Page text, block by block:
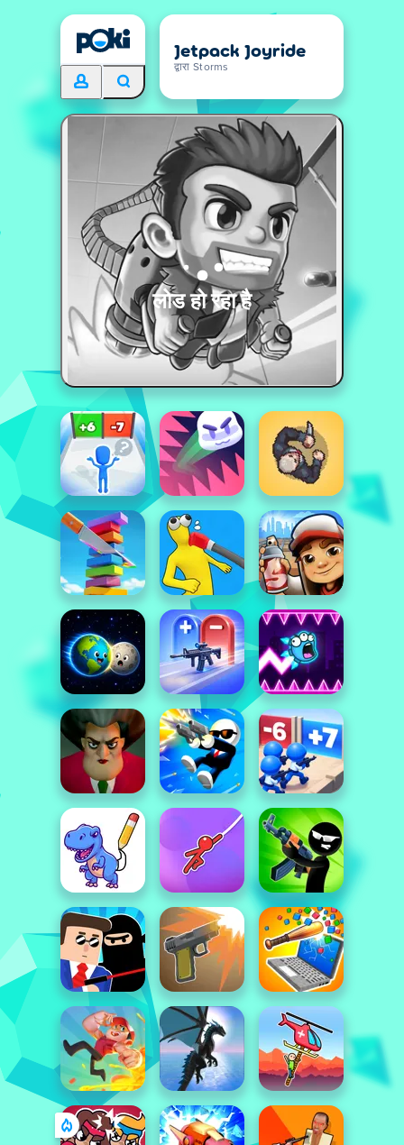
Jetpack Joyride
द्वारा Storms
लोड हो रहा है